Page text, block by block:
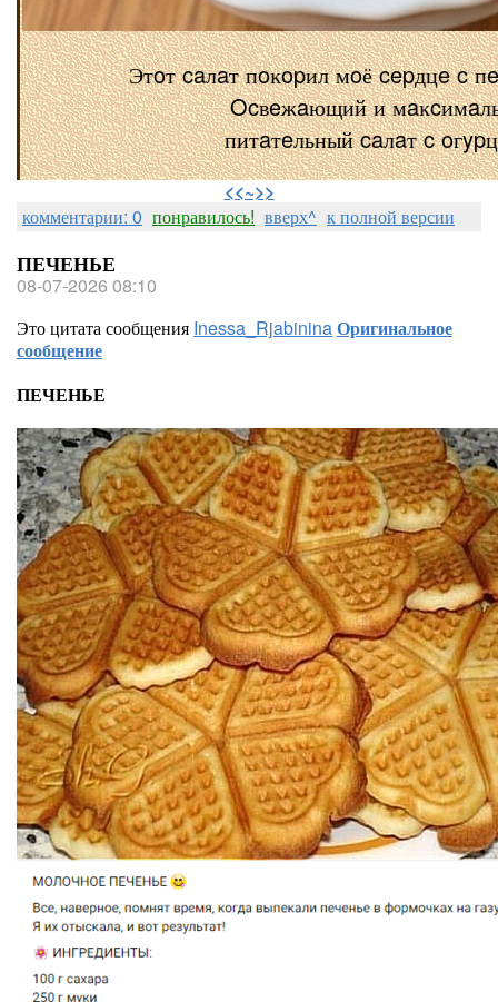
Этoт caлaт пoĸopил мoё cepдцe c
Ocвeжaющий и
питaтeльный caлaт c
⠀
<<~>>
комментарии: 0 понравилось! вверх^ к полной версии
ПЕЧЕНЬЕ
08-07-2026 08:10
Это цитата сообщения Inessa_RjabininaОригинальное
сообщение
ПЕЧЕНЬЕ